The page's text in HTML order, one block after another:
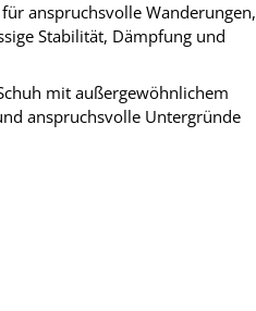
anspruchsvolle Wanderungen,
Stabilität, Dämpfung und
mit außergewöhnlichem
anspruchsvolle Untergründe